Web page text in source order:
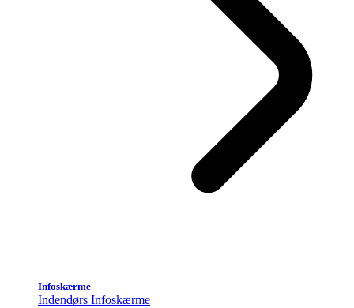
Infoskærme
Indendørs Infoskærme